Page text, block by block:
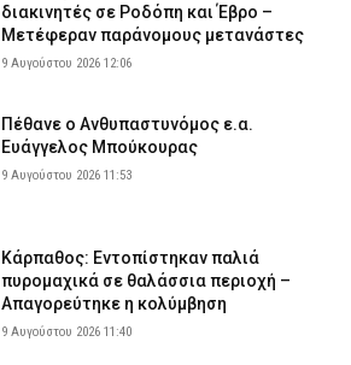
διακινητές σε Ροδόπη και Έβρο –
Μετέφεραν παράνομους μετανάστες
9 Αυγούστου 2026 12:06
Πέθανε ο Ανθυπαστυνόμος ε.α.
Ευάγγελος Μπούκουρας
9 Αυγούστου 2026 11:53
Κάρπαθος: Εντοπίστηκαν παλιά
πυρομαχικά σε θαλάσσια περιοχή –
Απαγορεύτηκε η κολύμβηση
9 Αυγούστου 2026 11:40